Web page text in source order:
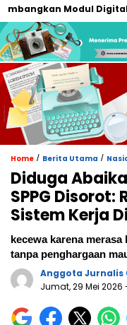
Modul Digital
Home / Berita Utama /
Diduga
SPPG Disorot:
Sistem Kerja
kecewa karena
tanpa penghargaan
Anggota Jurnalis
Jumat, 29 Mei 2026